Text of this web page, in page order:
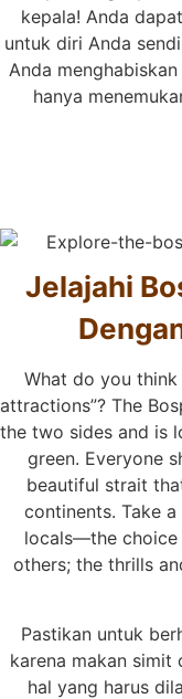
kepala! Anda
untuk diri Anda
Anda
hanya
Jelajahi
What do you
attractions”? The
the two sides and is
green. Everyone
beautiful strait
continents. Take
locals—the choice
others; the thrills
Pastikan untuk
karena makan simit
hal yang harus